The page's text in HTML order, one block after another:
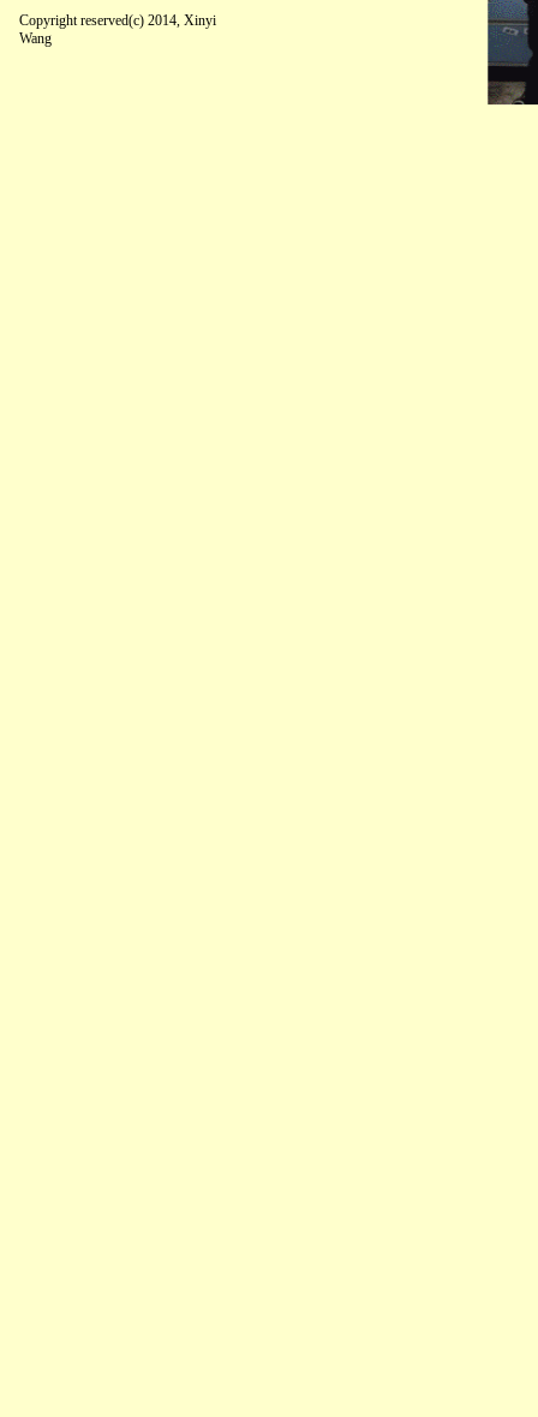
Copyright reserved(c) 2014, Xinyi
Wang
祝贺史乐Angew. Chem. Int.
祝贺邵东Chin. J. Chem. （
祝贺邵东Inorg.Chem.（2019
课题组新购无水无氧七路溶